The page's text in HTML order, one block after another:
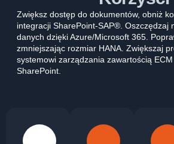
Zwiększ dostęp do dokumentów, obniż
integracji SharePoint-SAP®. Oszczędzaj
danych dzięki Azure/Microsoft 365.
zmniejszając rozmiar HANA. Zwiększaj
systemowi zarządzania zawartością
SharePoint.